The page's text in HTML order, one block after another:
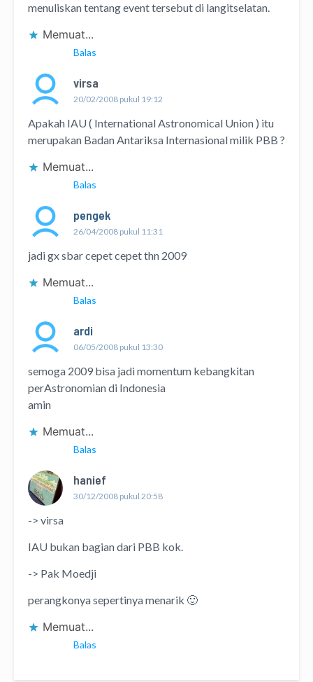
menuliskan tentang event tersebut di langitselatan.
Memuat...
Balas
virsa
20/02/2008 pukul 19:12
Apakah IAU ( International Astronomical Union ) itu
merupakan Badan Antariksa Internasional milik PBB ?
Memuat...
Balas
pengek
26/04/2008 pukul 11:31
jadi gx sbar cepet cepet thn 2009
Memuat...
Balas
ardi
06/05/2008 pukul 13:30
semoga 2009 bisa jadi momentum kebangkitan
perAstronomian di Indonesia
amin
Memuat...
Balas
hanief
30/12/2008 pukul 20:58
-> virsa
IAU bukan bagian dari PBB kok.
-> Pak Moedji
perangkonya sepertinya menarik 🙂
Memuat...
Balas